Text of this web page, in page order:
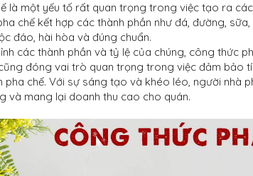
là một yếu tố rất quan trọng trong việc tạo ra
chế kết hợp các thành phần như đá, đường,
đáo, hài hòa và đúng chuẩn.
các thành phần và tỷ lệ của chúng, công thức
đóng vai trò quan trọng trong việc đảm bảo
pha chế. Với sự sáng tạo và khéo léo, người nhà
và mang lại doanh thu cao cho quán.